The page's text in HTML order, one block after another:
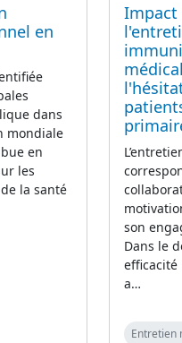
en
dans
mondiale
en
les
la santé
Impact
son
Dans le
efficacité
a…
Entretien